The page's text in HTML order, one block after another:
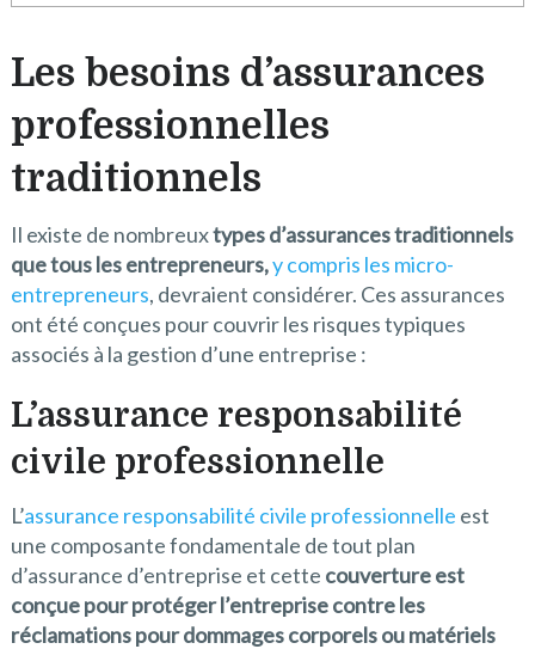
Les besoins d’assurances
professionnelles
traditionnels
Il existe de nombreuxtypes d’assurances traditionnels
que tous les entrepreneurs,y compris les micro-
entrepreneurs, devraient considérer. Ces assurances
ont été conçues pour couvrir les risques typiques
associés à la gestion d’une entreprise :
L’assurance responsabilité
civile professionnelle
L’assurance responsabilité civile professionnelle est
une composante fondamentale de tout plan
d’assurance d’entreprise et cette couverture est
conçue pour protéger l’entreprise contre les
réclamations pour dommages corporels ou matériels